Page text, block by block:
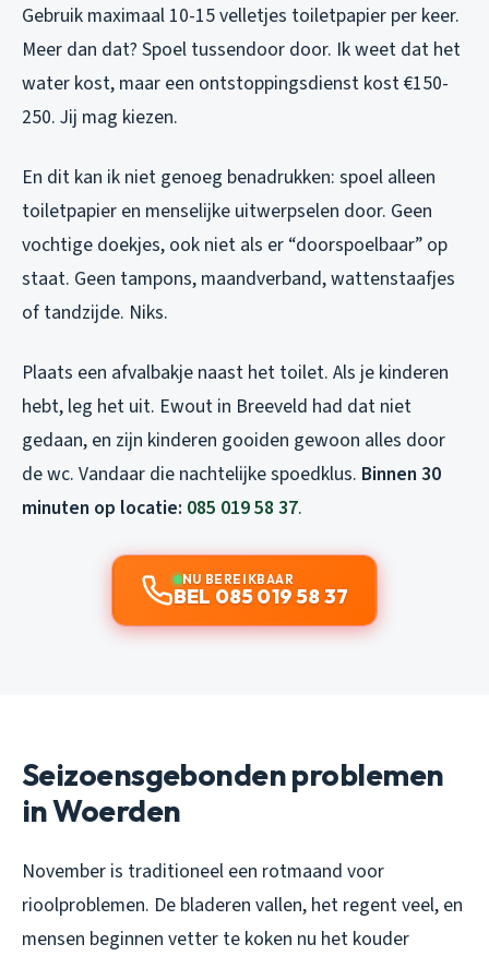
Gebruik maximaal 10-15 velletjes toiletpapier per keer.
Meer dan dat? Spoel tussendoor door. Ik weet dat het
water kost, maar een ontstoppingsdienst kost €150-
250. Jij mag kiezen.
En dit kan ik niet genoeg benadrukken: spoel alleen
toiletpapier en menselijke uitwerpselen door. Geen
vochtige doekjes, ook niet als er “doorspoelbaar” op
staat. Geen tampons, maandverband, wattenstaafjes
of tandzijde. Niks.
Plaats een afvalbakje naast het toilet. Als je kinderen
hebt, leg het uit. Ewout in Breeveld had dat niet
gedaan, en zijn kinderen gooiden gewoon alles door
de wc. Vandaar die nachtelijke spoedklus. Binnen 30
minuten op locatie: 085 019 58 37.
NU BEREIKBAAR
BEL 085 019 58 37
Seizoensgebonden problemen
in Woerden
November is traditioneel een rotmaand voor
rioolproblemen. De bladeren vallen, het regent veel, en
mensen beginnen vetter te koken nu het kouder